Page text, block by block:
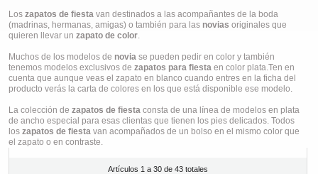
Los zapatos de fiesta van destinados a las acompañantes de la boda
(madrinas, hermanas, amigas) o también para las novias originales que
quieren llevar un zapato de color.
Muchos de los modelos de novia se pueden pedir en color y también
tenemos modelos exclusivos de zapatos para fiesta en color plata.Ten en
cuenta que aunque veas el zapato en blanco cuando entres en la ficha del
producto verás la carta de colores en los que está disponible ese modelo.
La colección de zapatos de fiesta consta de una línea de modelos en plata
de ancho especial para esas clientas que tienen los pies delicados. Todos
los zapatos de fiesta van acompañados de un bolso en el mismo color que
el zapato o en contraste.
Artículos 1 a 30 de 43 totales